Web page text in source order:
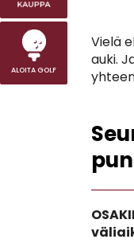
ALOITA GOLF
Vielä
auki.